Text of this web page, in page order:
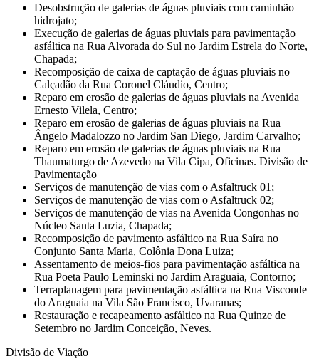
Desobstrução de galerias de águas pluviais com caminhão
hidrojato;
Execução de galerias de águas pluviais para pavimentação
asfáltica na Rua Alvorada do Sul no Jardim Estrela do Norte,
Chapada;
Recomposição de caixa de captação de águas pluviais no
Calçadão da Rua Coronel Cláudio, Centro;
Reparo em erosão de galerias de águas pluviais na Avenida
Ernesto Vilela, Centro;
Reparo em erosão de galerias de águas pluviais na Rua
Ângelo Madalozzo no Jardim San Diego, Jardim Carvalho;
Reparo em erosão de galerias de águas pluviais na Rua
Thaumaturgo de Azevedo na Vila Cipa, Oficinas. Divisão de
Pavimentação
Serviços de manutenção de vias com o Asfaltruck 01;
Serviços de manutenção de vias com o Asfaltruck 02;
Serviços de manutenção de vias na Avenida Congonhas no
Núcleo Santa Luzia, Chapada;
Recomposição de pavimento asfáltico na Rua Saíra no
Conjunto Santa Maria, Colônia Dona Luiza;
Assentamento de meios-fios para pavimentação asfáltica na
Rua Poeta Paulo Leminski no Jardim Araguaia, Contorno;
Terraplanagem para pavimentação asfáltica na Rua Visconde
do Araguaia na Vila São Francisco, Uvaranas;
Restauração e recapeamento asfáltico na Rua Quinze de
Setembro no Jardim Conceição, Neves.
Divisão de Viação